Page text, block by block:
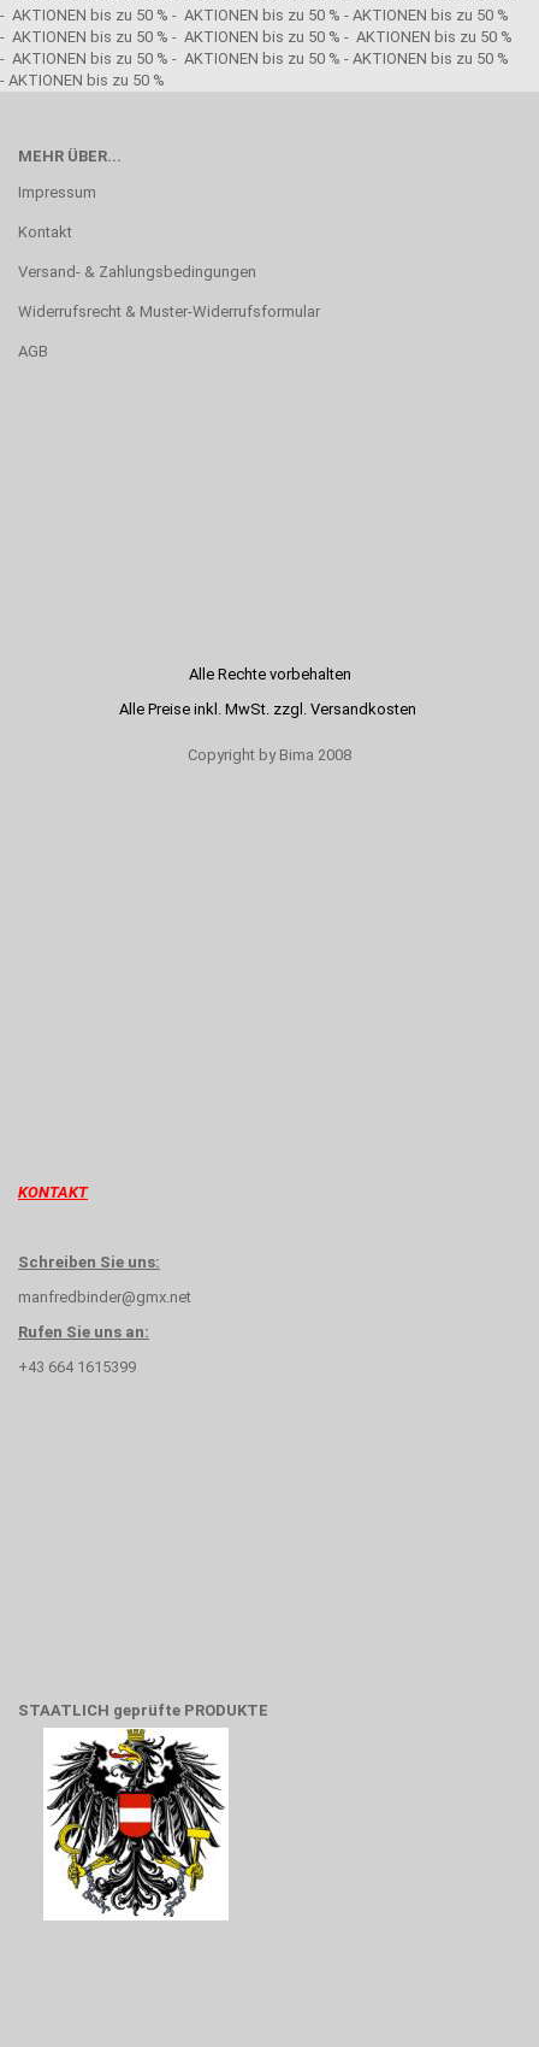
- AKTIONEN bis zu 50 % - AKTIONEN bis zu 50 % - AKTIONEN bis zu 50 %
- AKTIONEN bis zu 50 % - AKTIONEN bis zu 50 % - AKTIONEN bis zu 50 %
- AKTIONEN bis zu 50 % - AKTIONEN bis zu 50 % - AKTIONEN bis zu 50 %
- AKTIONEN bis zu 50 %
MEHR ÜBER...
Impressum
Kontakt
Versand- & Zahlungsbedingungen
Widerrufsrecht & Muster-Widerrufsformular
AGB
Alle Rechte vorbehalten
Alle Preise inkl. MwSt. zzgl. Versandkosten
Copyright by Bima 2008
KONTAKT
Schreiben Sie uns:
manfredbinder@gmx.net
Rufen Sie uns an:
+43 664 1615399
STAATLICH geprüfte PRODUKTE